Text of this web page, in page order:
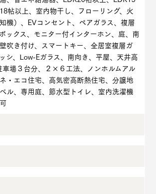
帖以上、室内物干し、フローリング、火
機）、EVコンセント、ペアガラス、複層
ックス、モニター付インターホン、庭、南
吹き付け、スマートキー、全居室複層ガ
シ、Low-Eガラス、南向き、平屋、天井高
場３台分、２×６工法、ノンホルムアル
・エコ住宅、高気密高断熱住宅、分譲地
ル、専用庭、節水型トイレ、室内洗濯機